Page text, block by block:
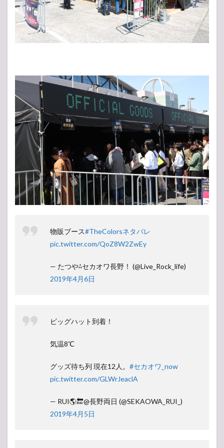
物販ブース#TheColorsネタバレ
pic.twitter.com/QoZ8W2ZwEy
— たつや⁂セカオワ長野！ (@Live_Rock_life)
2019年4月6日
ビッグハット到着！
気温8℃
グッズ待ち列 現在12人。 #セカオワ_now
pic.twitter.com/GLWrJeaclA
— RUI🌎🔚@長野両日 (@SEKAOWA_RUI_)
2019年4月5日